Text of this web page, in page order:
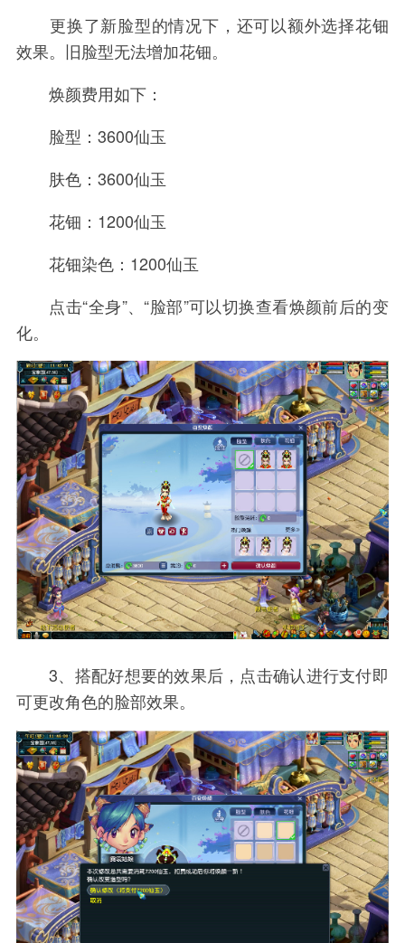
更换了新脸型的情况下，还可以额外选择花钿
效果。旧脸型无法增加花钿。
焕颜费用如下：
脸型：3600仙玉
肤色：3600仙玉
花钿：1200仙玉
花钿染色：1200仙玉
点击“全身”、“脸部”可以切换查看焕颜前后的变
化。
3、搭配好想要的效果后，点击确认进行支付即
可更改角色的脸部效果。